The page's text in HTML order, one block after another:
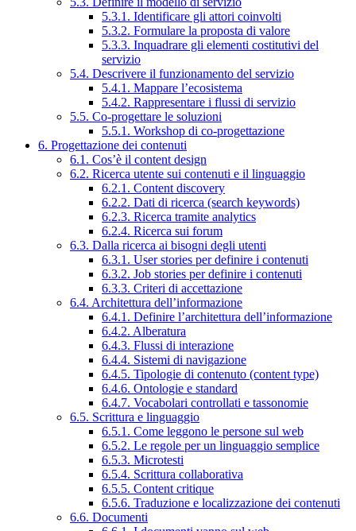
5.3.1. Identificare gli attori coinvolti
5.3.2. Formulare la proposta di valore
5.3.3. Inquadrare gli elementi costitutivi del
servizio
5.4. Descrivere il funzionamento del servizio
5.4.1. Mappare l’ecosistema
5.4.2. Rappresentare i flussi di servizio
5.5. Co-progettare le soluzioni
5.5.1. Workshop di co-progettazione
6. Progettazione dei contenuti
6.1. Cos’è il content design
6.2. Ricerca utente sui contenuti e il linguaggio
6.2.1. Content discovery
6.2.2. Dati di ricerca (search keywords)
6.2.3. Ricerca tramite analytics
6.2.4. Ricerca sui forum
6.3. Dalla ricerca ai bisogni degli utenti
6.3.1. User stories per definire i contenuti
6.3.2. Job stories per definire i contenuti
6.3.3. Criteri di accettazione
6.4. Architettura dell’informazione
6.4.1. Definire l’architettura dell’informazione
6.4.2. Alberatura
6.4.3. Flussi di interazione
6.4.4. Sistemi di navigazione
6.4.5. Tipologie di contenuto (content type)
6.4.6. Ontologie e standard
6.4.7. Vocabolari controllati e tassonomie
6.5. Scrittura e linguaggio
6.5.1. Come leggono le persone sul web
6.5.2. Le regole per un linguaggio semplice
6.5.3. Microtesti
6.5.4. Scrittura collaborativa
6.5.5. Content critique
6.5.6. Traduzione e localizzazione dei contenuti
6.6. Documenti